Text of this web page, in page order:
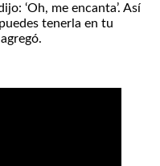
‘Oh, me encanta’. Así
tenerla en tu